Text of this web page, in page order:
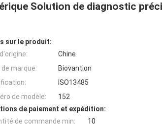
Solution de diagnostic
sur le produit:
Chine
de marque:
Biovantion
ISO13485
de modèle:
152
de paiement et expédition:
de commande min:
10